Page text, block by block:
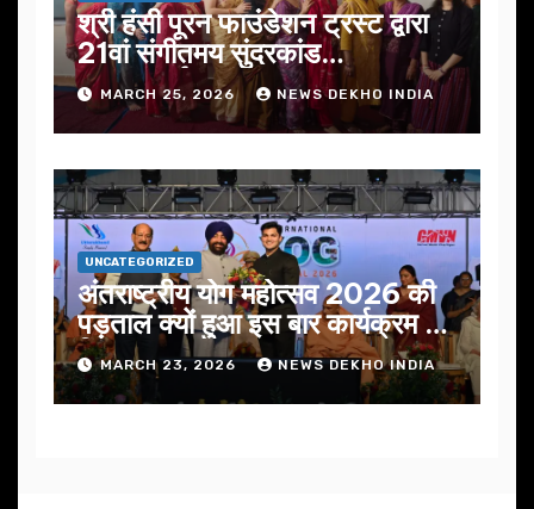
श्री हंसी पूरन फाउंडेशन ट्रस्ट द्वारा
21वां संगीतमय सुंदरकांड
सफलतापूर्वक संपन्न
MARCH 25, 2026 NEWS DEKHO INDIA
UNCATEGORIZED
अंतराष्ट्रीय योग महोत्सव 2026 की
पड़ताल क्यों हुआ इस बार कार्यक्रम में
निखार
MARCH 23, 2026 NEWS DEKHO INDIA